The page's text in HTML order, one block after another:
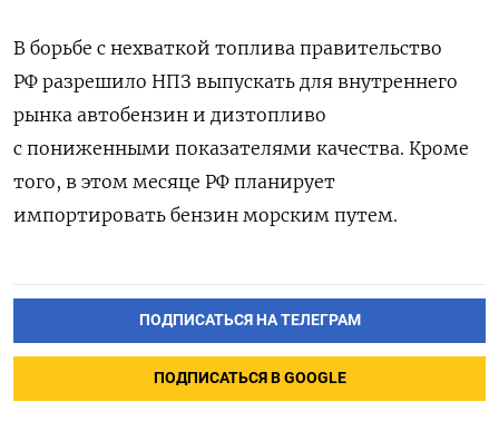
В борьбе с ‌нехваткой топлива правительство
РФ разрешило НПЗ выпускать для внутреннего
‌рынка автобензин и дизтопливо
с пониженными показателями качества. Кроме
того, в этом месяце РФ планирует
импортировать бензин морским путем.
ПОДПИСАТЬСЯ НА ТЕЛЕГРАМ
ПОДПИСАТЬСЯ В GOOGLE